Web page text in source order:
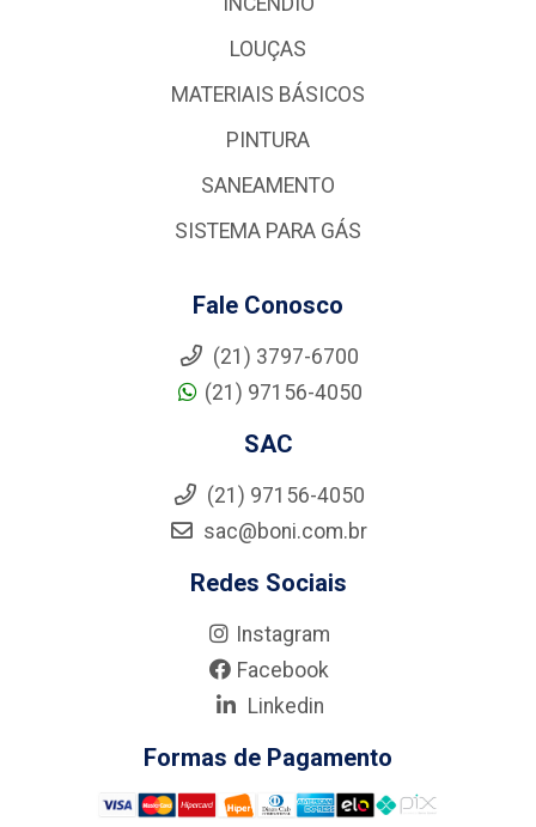
LOUÇAS
MATERIAIS BÁSICOS
PINTURA
SANEAMENTO
SISTEMA PARA GÁS
Fale Conosco
(21) 3797-6700
(21) 97156-4050
SAC
(21) 97156-4050
sac@boni.com.br
Redes Sociais
Instagram
Facebook
Linkedin
Formas de Pagamento